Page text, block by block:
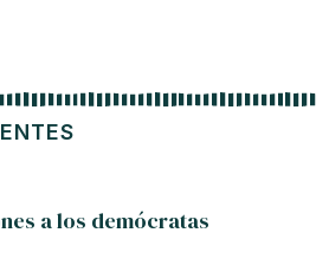
a los demócratas